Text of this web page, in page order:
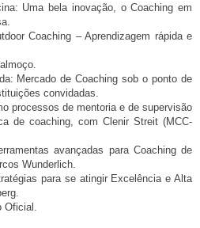
Uma bela inovação, o Coaching em
Coaching – Aprendizagem rápida e
Mercado de Coaching sob o ponto de
convidadas.
processos de mentoria e de supervisão
de coaching, com Clenir Streit (MCC-
avançadas para Coaching de
Wunderlich.
para se atingir Excelência e Alta
Oficial.